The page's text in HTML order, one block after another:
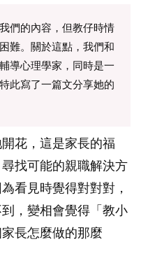
們的內容，但教仔時情
難。關於這點，我們和
導心理學家，同時是一
此寫了一篇文分享她的
花，這是家長的福
找可能的親職解決方
看見時覺得對對對，
，變相會覺得「教小
長怎麼做的那麼